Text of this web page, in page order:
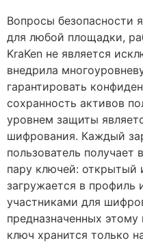
Вопросы безопасности
для любой площадки,
KraKen не является
внедрила
гарантировать
сохранность активов
уровнем защиты
шифрования. Каждый
пользователь получает
пару ключей:
загружается в профиль
участниками для
предназначенных
ключ хранится только